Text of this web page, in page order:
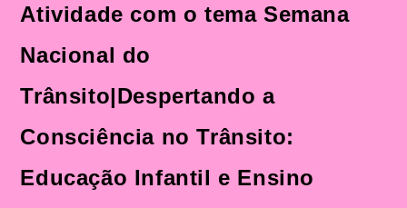
Atividade com o tema Semana
Nacional do
Trânsito|Despertando a
Consciência no Trânsito:
Educação Infantil e Ensino